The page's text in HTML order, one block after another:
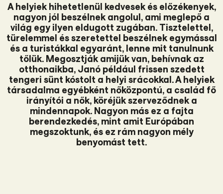
A helyiek hihetetlenül kedvesek és előzékenyek,
nagyon jól beszélnek angolul, ami meglepő a
világ egy ilyen eldugott zugában. Tisztelettel,
türelemmel és szeretettel beszélnek egymással
és a turistákkal egyaránt, lenne mit tanulnunk
tőlük. Megosztják amijük van, behívnak az
otthonaikba, Janó például frissen szedett
tengeri sünt kóstolt a helyi srácokkal. A helyiek
társadalma egyébként nőközpontú, a család fő
irányítói a nők, köréjük szerveződnek a
mindennapok. Nagyon más ez a fajta
berendezkedés, mint amit Európában
megszoktunk, és ez rám nagyon mély
benyomást tett.